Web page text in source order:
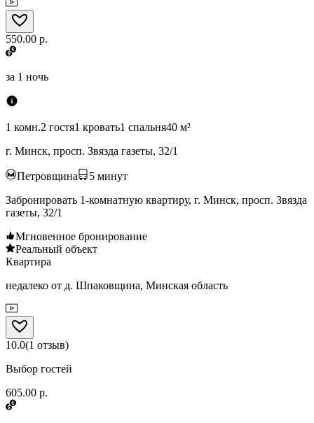
550.00 р.
за 1 ночь
1 комн.2 гостя1 кровать1 спальня40 м²
г. Минск, просп. Звязда газеты, 32/1
Петровщина 5 минут
Забронировать 1-комнатную квартиру, г. Минск, просп. Звязда
газеты, 32/1
Мгновенное бронирование
Реальный объект
Квартира
недалеко от д. Шпаковщина, Минская область
10.0(1 отзыв)
Выбор гостей
605.00 р.